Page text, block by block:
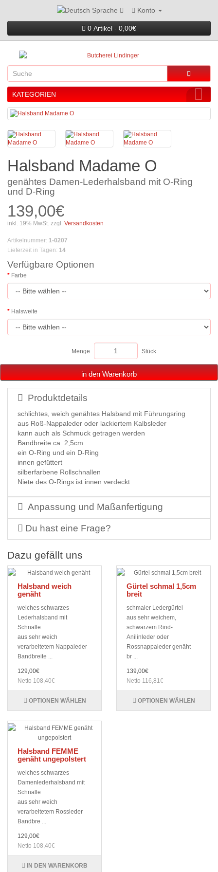
Sprache Konto
0 Artikel - 0,00€
KATEGORIEN
Halsband Madame O
genähtes Damen-Lederhalsband mit O-Ring
und D-Ring
139,00€
inkl. 19% MwSt. zzgl. Versandkosten
Artikelnummer: 1-0207
Lieferzeit in Tagen: 14
Verfügbare Optionen
Farbe
Halsweite
Menge Stück
in den Warenkorb
Produktdetails
schlichtes, weich genähtes Halsband mit Führungsring
aus Roß-Nappaleder oder lackiertem Kalbsleder
kann auch als Schmuck getragen werden
Bandbreite ca. 2,5cm
ein O-Ring und ein D-Ring
innen gefüttert
silberfarbene Rollschnallen
Niete des O-Rings ist innen verdeckt
Anpassung und Maßanfertigung
Du hast eine Frage?
Dazu gefällt uns
Halsband weich
genäht
weiches schwarzes
Lederhalsband mit
Schnalle
aus sehr weich
verarbeitetem Nappaleder
Bandbreite ...
129,00€
Netto 108,40€
OPTIONEN WÄHLEN
Gürtel schmal 1,5cm
breit
schmaler Ledergürtel
aus sehr weichem,
schwarzem Rind-
Anilinleder oder
Rossnappaleder genäht
br ...
139,00€
Netto 116,81€
OPTIONEN WÄHLEN
Halsband FEMME
genäht ungepolstert
weiches schwarzes
Damenlederhalsband mit
Schnalle
aus sehr weich
verarbeitetem Rossleder
Bandbre ...
129,00€
Netto 108,40€
IN DEN WARENKORB